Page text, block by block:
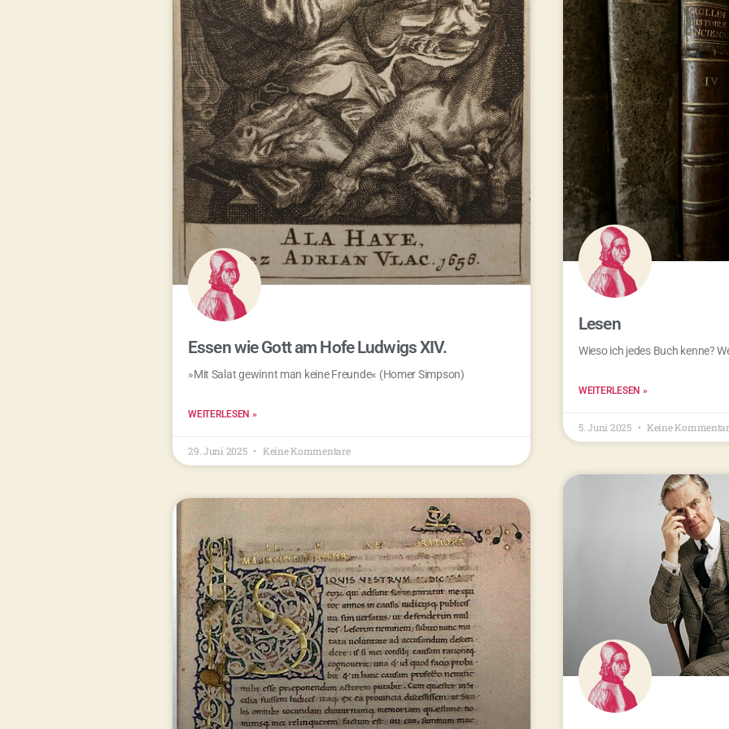
Essen wie Gott am Hofe Ludwigs XIV.
»Mit Salat gewinnt man keine Freunde« (Homer Simpson)
WEITERLESEN »
29. Juni 2025 Keine Kommentare
Lesen
Wieso ich jedes Buch kenne?
WEITERLESEN »
5. Juni 2025 Keine